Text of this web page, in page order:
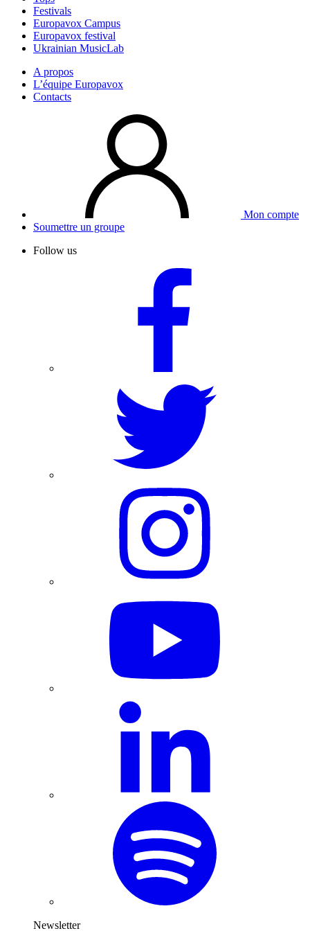
Festivals
Europavox Campus
Europavox festival
Ukrainian MusicLab
A propos
L’équipe Europavox
Contacts
Mon compte
Soumettre un groupe
Follow us
Newsletter